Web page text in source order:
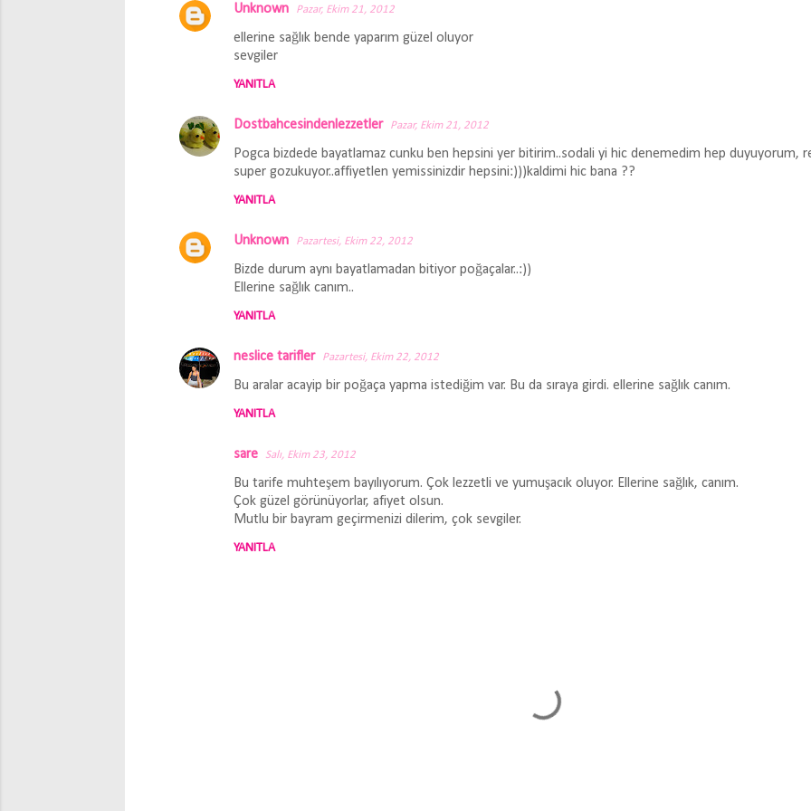
Y
m
l
Unknown Pazar, Ekim 21, 2012
ellerine sağlık bende yaparım güzel oluyor
sevgiler
YANITLA
Dostbahcesindenlezzetler Pazar, Ekim 21, 2012
Pogca bizdede bayatlamaz cunku ben hepsini yer bitirim..sodali yi hic denemedim hep duyuyorum,
super gozukuyor..affiyetlen yemissinizdir hepsini:)))kaldimi hic bana ??
YANITLA
Unknown Pazartesi, Ekim 22, 2012
Bizde durum aynı bayatlamadan bitiyor poğaçalar..:))
Ellerine sağlık canım..
YANITLA
neslice tarifler Pazartesi, Ekim 22, 2012
Bu aralar acayip bir poğaça yapma istediğim var. Bu da sıraya girdi. ellerine sağlık canım.
YANITLA
sare Salı, Ekim 23, 2012
Bu tarife muhteşem bayılıyorum. Çok lezzetli ve yumuşacık oluyor. Ellerine sağlık, canım.
Çok güzel görünüyorlar, afiyet olsun.
Mutlu bir bayram geçirmenizi dilerim, çok sevgiler.
YANITLA